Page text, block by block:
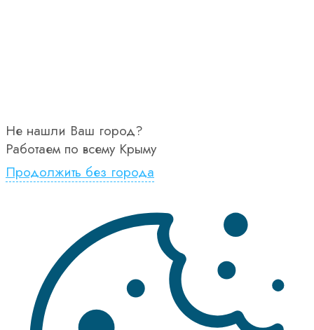
Не нашли Ваш город?
Работаем по всему Крыму
Продолжить без города